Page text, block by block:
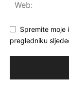
Spremite moje
pregledniku